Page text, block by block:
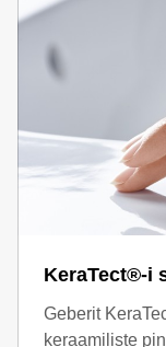
KeraTect®-i
Geberit
keraamiliste